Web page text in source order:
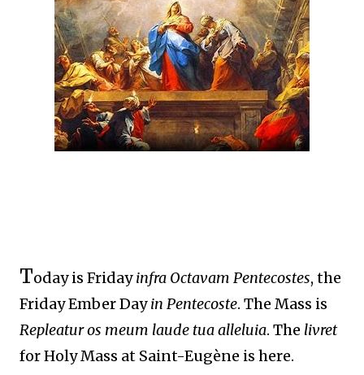
Today is Fridayinfra Octavam Pentecostes, the
Friday Ember Dayin Pentecoste. The Mass is
Repleatur os meum laude tua alleluia. The livret
for Holy Mass at Saint-Eugène is here.